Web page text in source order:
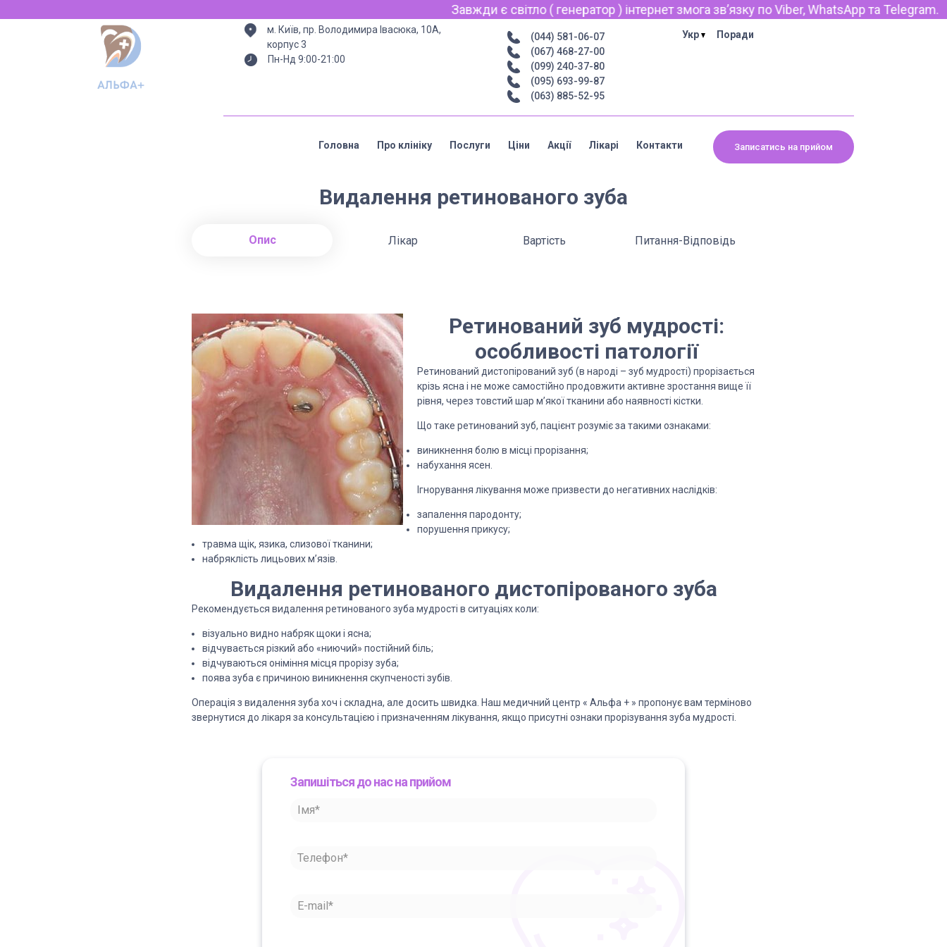
Завжди є світло ( генератор ) інтернет змога звʼязку по Viber, WhatsApp та Telegram.
м. Київ, пр. Володимира Івасюка, 10А,
корпус 3
Пн-Нд 9:00-21:00
(044) 581-06-07
(067) 468-27-00
(099) 240-37-80
(095) 693-99-87
(063) 885-52-95
Укр Поради
Головна Про клініку Послуги Ціни Акції Лікарі Контакти Записатись на прийом
Видалення ретинованого зуба
Опис Лікар Вартість Питання-Відповідь
Ретинований зуб мудрості:
особливості патології
Ретинований дистопірований зуб (в народі – зуб мудрості) прорізається
крізь ясна і не може самостійно продовжити активне зростання вище її
рівня, через товстий шар м’якої тканини або наявності кістки.
Що таке ретинований зуб, пацієнт розуміє за такими ознаками:
виникнення болю в місці прорізання;
набухання ясен.
Ігнорування лікування може призвести до негативних наслідків:
запалення пародонту;
порушення прикусу;
травма щік, язика, слизової тканини;
набряклість лицьових м’язів.
Видалення ретинованого дистопірованого зуба
Рекомендується видалення ретинованого зуба мудрості в ситуаціях коли:
візуально видно набряк щоки і ясна;
відчувається різкий або «ниючий» постійний біль;
відчуваються оніміння місця прорізу зуба;
поява зуба є причиною виникнення скупченості зубів.
Операція з видалення зуба хоч і складна, але досить швидка. Наш медичний центр « Альфа + » пропонує вам терміново
звернутися до лікаря за консультацією і призначенням лікування, якщо присутні ознаки прорізування зуба мудрості.
Запишіться до нас на прийом